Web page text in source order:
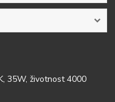
35W, životnost 4000